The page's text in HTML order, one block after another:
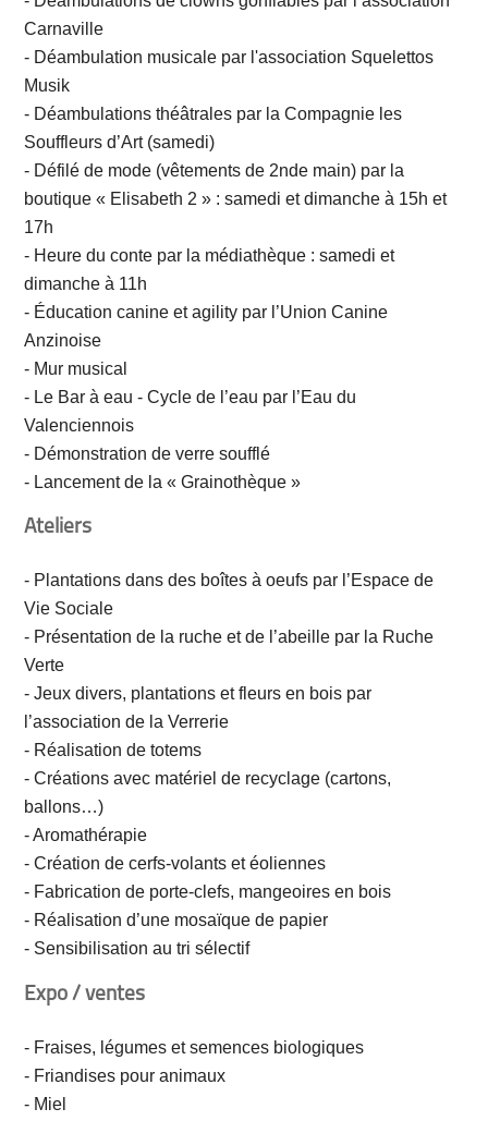
Carnaville
- Déambulation musicale par l'association Squelettos
Musik
- Déambulations théâtrales par la Compagnie les
Souffleurs d’Art (samedi)
- Défilé de mode (vêtements de 2nde main) par la
boutique « Elisabeth 2 » : samedi et dimanche à 15h et
17h
- Heure du conte par la médiathèque : samedi et
dimanche à 11h
- Éducation canine et agility par l’Union Canine
Anzinoise
- Mur musical
- Le Bar à eau - Cycle de l’eau par l’Eau du
Valenciennois
- Démonstration de verre soufflé
- Lancement de la « Grainothèque »
Ateliers
- Plantations dans des boîtes à oeufs par l’Espace de
Vie Sociale
- Présentation de la ruche et de l’abeille par la Ruche
Verte
- Jeux divers, plantations et fleurs en bois par
l’association de la Verrerie
- Réalisation de totems
- Créations avec matériel de recyclage (cartons,
ballons…)
- Aromathérapie
- Création de cerfs-volants et éoliennes
- Fabrication de porte-clefs, mangeoires en bois
- Réalisation d’une mosaïque de papier
- Sensibilisation au tri sélectif
Expo / ventes
- Fraises, légumes et semences biologiques
- Friandises pour animaux
- Miel